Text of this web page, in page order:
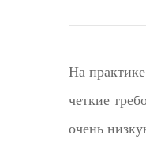
На
четкие
очень